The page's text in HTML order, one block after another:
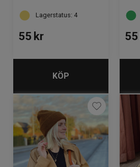
Lagerstatus: 4
55 kr
KÖP
55